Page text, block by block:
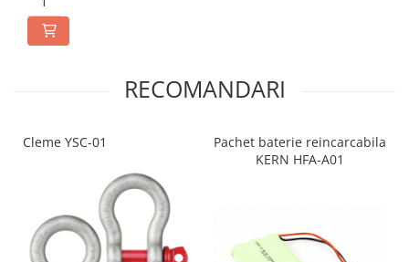
RECOMANDARI
Cleme YSC-01
Pachet baterie reincarcabila
KERN HFA-A01